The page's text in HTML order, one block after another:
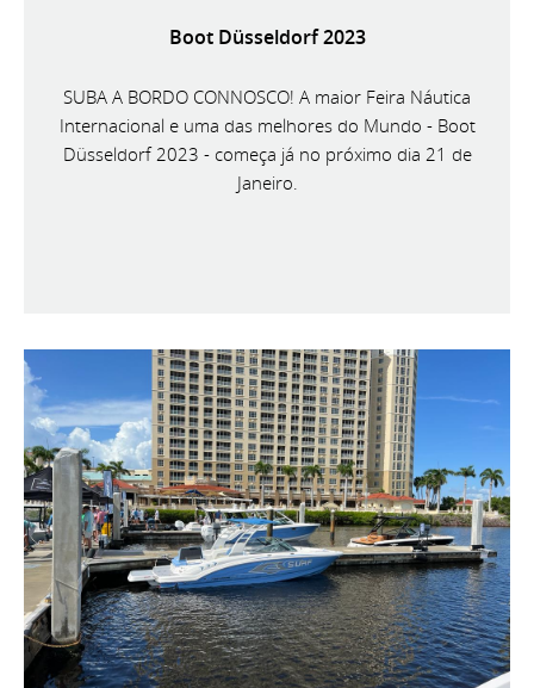
Boot Düsseldorf 2023
SUBA A BORDO CONNOSCO! A maior Feira Náutica
Internacional e uma das melhores do Mundo - Boot
Düsseldorf 2023 - começa já no próximo dia 21 de
Janeiro.